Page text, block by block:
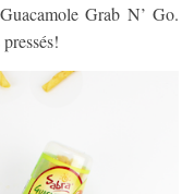
Grab N’ Go.